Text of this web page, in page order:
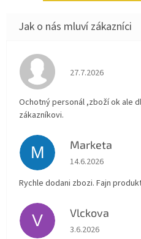
Hodnocení
27.7.2026
Ochotný personál ,zboží ok ale
zákazníkovi.
M Marketa
Hodnocení
14.6.2026
Rychle dodani zbozi. Fajn
V Vlckova
Hodnocení
3.6.2026